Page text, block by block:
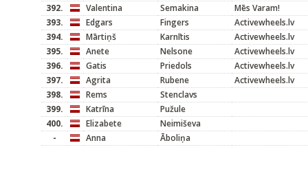
392.
Valentina Semakina
Mēs Varam!
393.
Edgars Fingers
Activewheels.lv
394.
Mārtiņš Karnītis
Activewheels.lv
395.
Anete Nelsone
Activewheels.lv
396.
Gatis Priedols
Activewheels.lv
397.
Agrita Rubene
Activewheels.lv
398.
Rems
Stenclavs
399.
Katrīna
Pužule
400.
Elizabete
Neimiševa
-
Anna Āboliņa